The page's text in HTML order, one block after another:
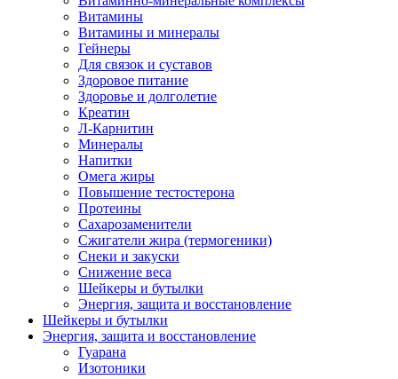
Витамины
Витамины и минералы
Гейнеры
Для связок и суставов
Здоровое питание
Здоровье и долголетие
Креатин
Л-Карнитин
Минералы
Напитки
Омега жиры
Повышение тестостерона
Протеины
Сахарозаменители
Сжигатели жира (термогеники)
Снеки и закуски
Снижение веса
Шейкеры и бутылки
Энергия, защита и восстановление
Шейкеры и бутылки
Энергия, защита и восстановление
Гуарана
Изотоники